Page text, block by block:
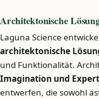
Architektonische
Laguna Science
architektonische
und Funktionalität.
Imagination und
entwerfen, die sowohl